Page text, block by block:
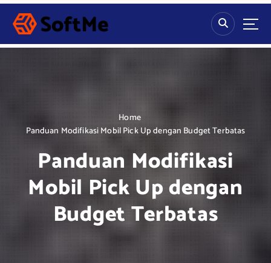
S
p
Home
Panduan Modifikasi Mobil Pick Up dengan Budget Terbatas
Panduan Modifikasi
Mobil Pick Up dengan
Budget Terbatas